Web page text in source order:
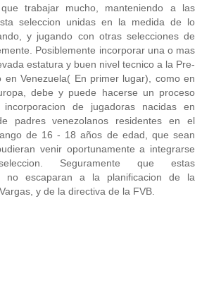
trabajar mucho, manteniendo a las
seleccion unidas en la medida de lo
y jugando con otras selecciones de
Posiblemente incorporar una o mas
estatura y buen nivel tecnico a la Pre-
en Venezuela( En primer lugar), como en
debe y puede hacerse un proceso
incorporacion de jugadoras nacidas en
padres venezolanos residentes en el
de 16 - 18 años de edad, que sean
venir oportunamente a integrarse
Seguramente que estas
no escaparan a la planificacion de la
y de la directiva de la FVB.